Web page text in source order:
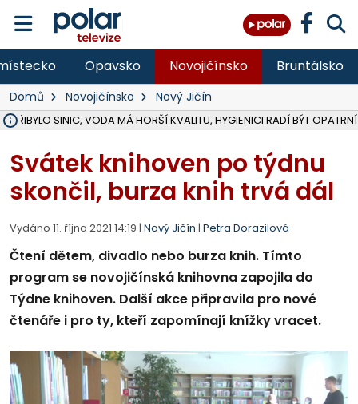
Opavsko Novojičínsko Bruntálsko
Domů Novojičínsko Nový Jičín
PŘIBYLO SINIC, VODA MÁ HORŠÍ KVALITU, HYGIENICI RADÍ BÝT OPATRNÍ
Svátek knihoven po týdnu
skončil, burza knih trvá dál
Vydáno 11. října 2021 14:19 | Nový Jičín | Petra Dorazilová
Čtení dětem, divadlo nebo burza knih. Tímto
program se novojičínská knihovna zapojila do
Týdne knihoven. Další akce připravila pro nové
čtenáře i pro ty, kteří zapomínají knížky vracet.